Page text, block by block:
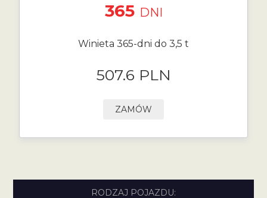
365 DNI
Winieta 365-dni do 3,5 t
507.6 PLN
ZAMÓW
RODZAJ POJAZDU: